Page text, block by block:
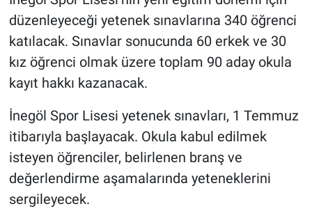
düzenleyeceği yetenek sınavlarına 340 öğrenci
katılacak. Sınavlar sonucunda 60 erkek ve 30
kız öğrenci olmak üzere toplam 90 aday okula
kayıt hakkı kazanacak.
İnegöl Spor Lisesi yetenek sınavları, 1 Temmuz
itibarıyla başlayacak. Okula kabul edilmek
isteyen öğrenciler, belirlenen branş ve
değerlendirme aşamalarında yeteneklerini
sergileyecek.